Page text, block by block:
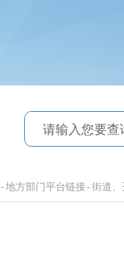
- 地方部门平台链接- 街道